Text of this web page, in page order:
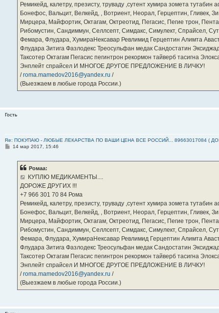
Ремикейд, калетру, презисту, труваду ,сутент хумира зомета
Бонефос, Вальцит, Велкейд, , Вотриент, Неорал, Герцептин, Гливек,
Мирцера, Майфортик, Октагам, Октреотид, Пегасис, Пегие трон,
Рибомустин, Сандиммун, Селлсепт, Симдакс, Симулект, Спрайсел,
Фемара, Флудара, ХумираНексавар Ревлимид Герцептин Алимта
Флудара Зитига Фазлодекс Треосульфан медак Сандостатин
Таксотер Октагам Пегасис пегинтрон рекормон тайверб тасигна
Энплейт спрайсел И МНОГОЕ ДРУГОЕ ПРЕДЛОЖЕНИЕ В ЛИЧКУ!
/roma.mamedov2016@yandex.ru /
(Выезжаем в любые города России.)
Гость
Re: ПОКУПАЮ - ЛЮБЫЕ ЛЕКАРСТВА ПО ВАШИ ЦЕНА ВСЕ РОССИЙ... 89663017084 (
С14 мар 2017, 15:46
Ромаа:
КУПЛЮ МЕДИКАМЕНТЫ....
ДОРОЖЕ ДРУГИХ !!!
‪+7 966 301 70 84‬ Рома
Ремикейд, калетру, презисту, труваду ,сутент хумира зомета
Бонефос, Вальцит, Велкейд, , Вотриент, Неорал, Герцептин, Гливек,
Мирцера, Майфортик, Октагам, Октреотид, Пегасис, Пегие трон,
Рибомустин, Сандиммун, Селлсепт, Симдакс, Симулект, Спрайсел,
Фемара, Флудара, ХумираНексавар Ревлимид Герцептин Алимта
Флудара Зитига Фазлодекс Треосульфан медак Сандостатин
Таксотер Октагам Пегасис пегинтрон рекормон тайверб тасигна
Энплейт спрайсел И МНОГОЕ ДРУГОЕ ПРЕДЛОЖЕНИЕ В ЛИЧКУ!
/roma.mamedov2016@yandex.ru /
(Выезжаем в любые города России.)